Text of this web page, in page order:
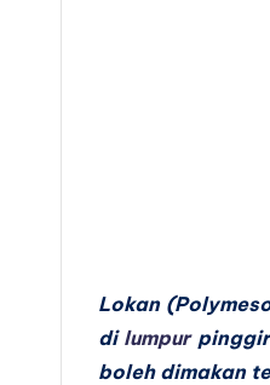
Lokan
di lumpur
boleh dimakan